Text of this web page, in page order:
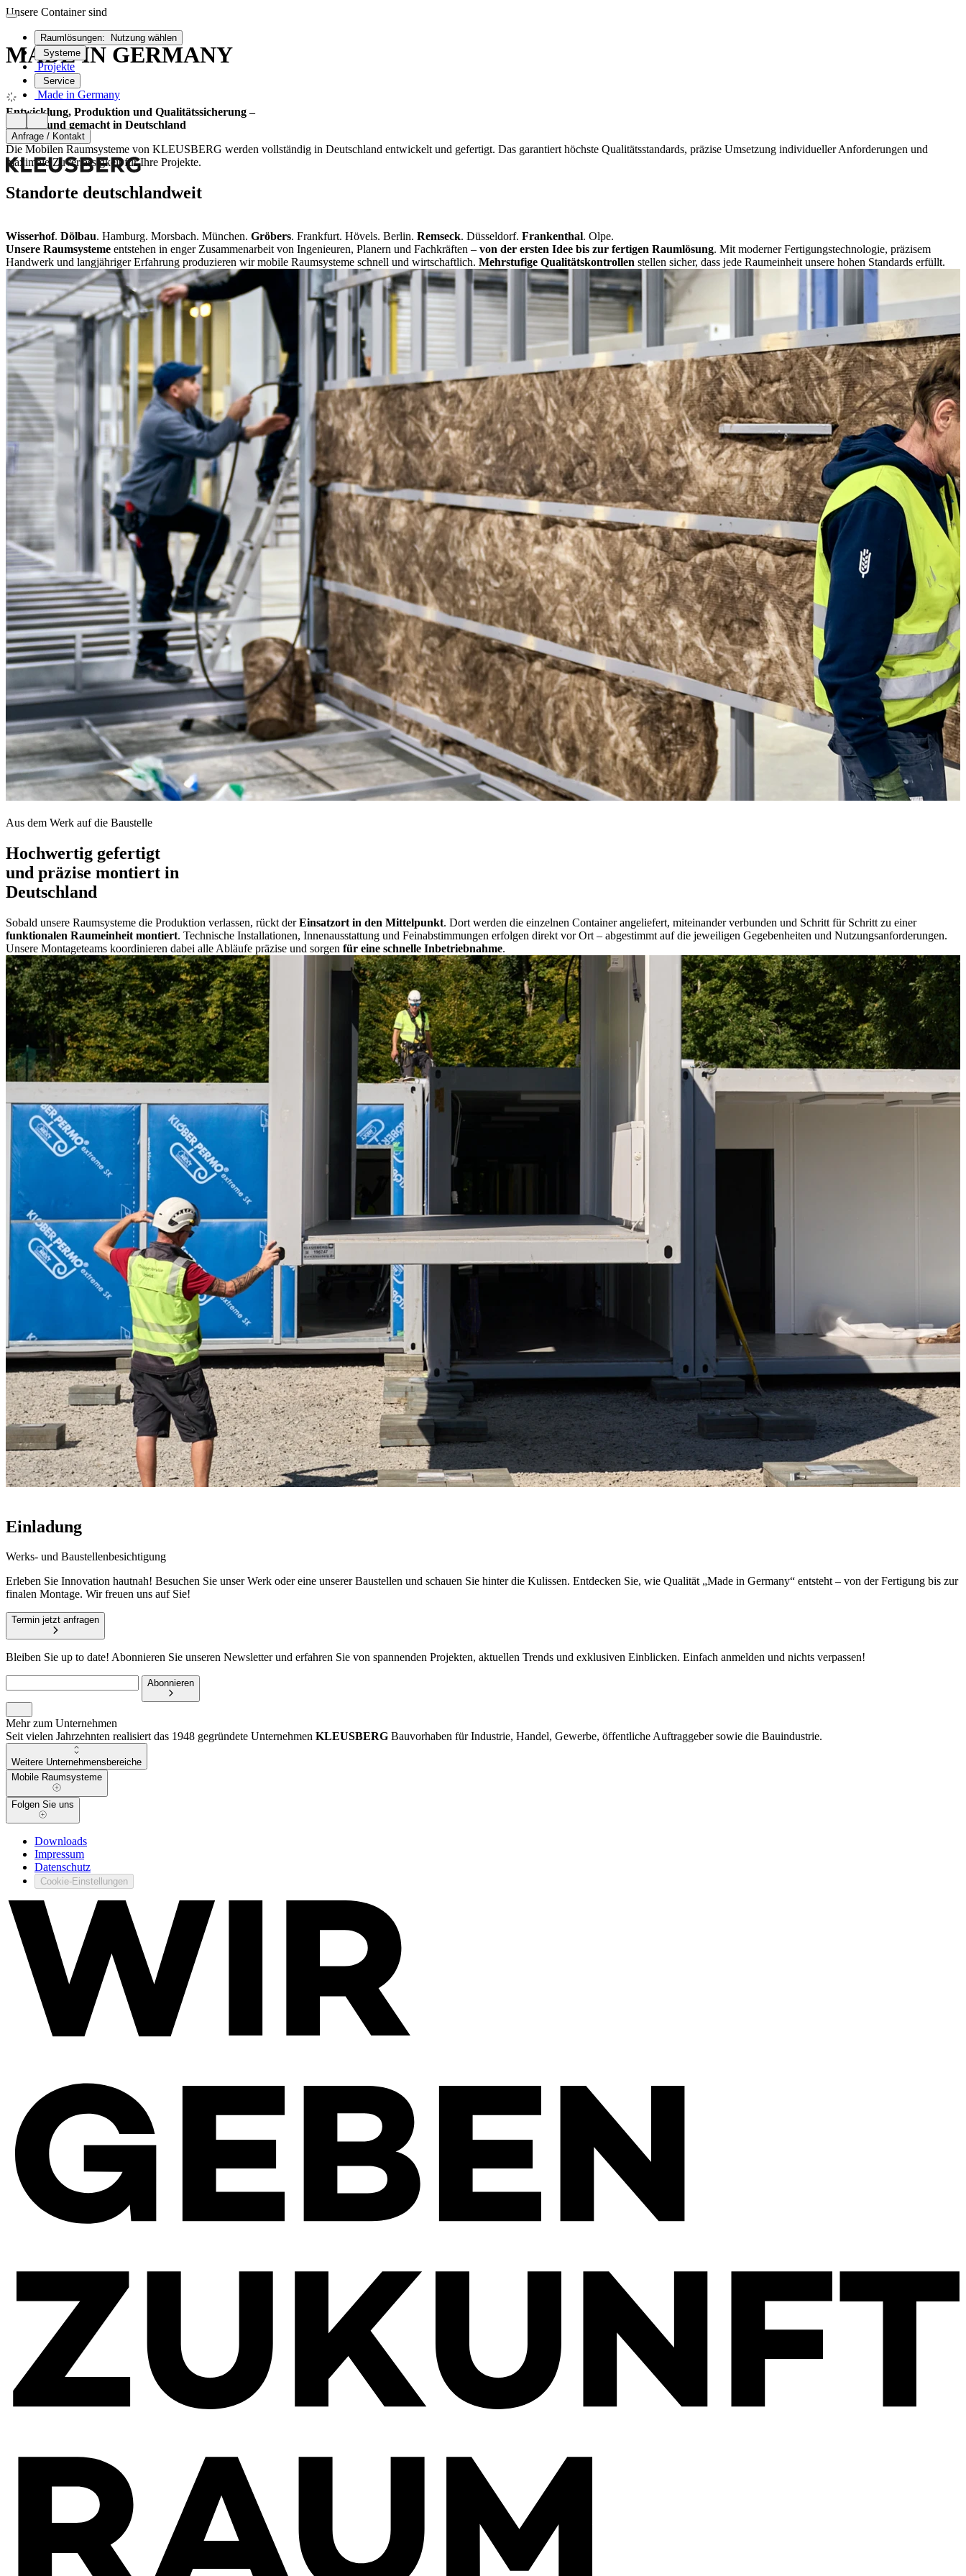
Raumlösungen:
Nutzung wählen
Systeme
Projekte
Service
Made in Germany
Anfrage / Kontakt
Unsere Container sind
MADE IN GERMANY
Entwicklung, Produktion und Qualitätssicherung –
gedacht und gemacht in Deutschland
Die Mobilen Raumsysteme von KLEUSBERG werden vollständig in Deutschland entwickelt und gefertigt. Das garantiert höchste Qualitätsstandards, präzise Umsetzung individueller Anforderungen und
maximale Zuverlässigkeit für Ihre Projekte.
Standorte deutschlandweit
Wisserhof. Dölbau. Hamburg. Morsbach. München. Gröbers. Frankfurt. Hövels. Berlin. Remseck. Düsseldorf. Frankenthal. Olpe.
Unsere Raumsysteme entstehen in enger Zusammenarbeit von Ingenieuren, Planern und Fachkräften – von der ersten Idee bis zur fertigen Raumlösung. Mit moderner Fertigungstechnologie, präzisem
Handwerk und langjähriger Erfahrung produzieren wir mobile Raumsysteme schnell und wirtschaftlich. Mehrstufige Qualitätskontrollen stellen sicher, dass jede Raumeinheit unsere hohen Standards erfüllt.
Aus dem Werk auf die Baustelle
Hochwertig gefertigt
und präzise montiert in
Deutschland
Sobald unsere Raumsysteme die Produktion verlassen, rückt derEinsatzort in den Mittelpunkt. Dort werden die einzelnen Container angeliefert, miteinander verbunden und Schritt für Schritt zu einer
funktionalen Raumeinheit montiert. Technische Installationen, Innenausstattung und Feinabstimmungen erfolgen direkt vor Ort – abgestimmt auf die jeweiligen Gegebenheiten und Nutzungsanforderungen.
Unsere Montageteams koordinieren dabei alle Abläufe präzise und sorgen für eine schnelle Inbetriebnahme.
Einladung
Werks- und Baustellenbesichtigung
Erleben Sie Innovation hautnah! Besuchen Sie unser Werk oder eine unserer Baustellen und schauen Sie hinter die Kulissen. Entdecken Sie, wie Qualität „Made in Germany“ entsteht – von der Fertigung bis zur
finalen Montage. Wir freuen uns auf Sie!
Termin jetzt anfragen
Bleiben Sie up to date! Abonnieren Sie unseren Newsletter und erfahren Sie von spannenden Projekten, aktuellen Trends und exklusiven Einblicken. Einfach anmelden und nichts verpassen!
Abonnieren
Mehr zum Unternehmen
Seit vielen Jahrzehnten realisiert das 1948 gegründete Unternehmen KLEUSBERG Bauvorhaben für Industrie, Handel, Gewerbe, öffentliche Auftraggeber sowie die Bauindustrie.
Weitere Unternehmensbereiche
Mobile Raumsysteme
Folgen Sie uns
Downloads
Impressum
Datenschutz
Cookie-Einstellungen